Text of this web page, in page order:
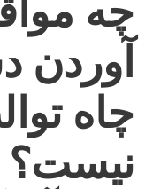
چه
آوردن
چاه
نیست؟